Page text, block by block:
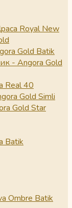
Royal New
Gold Batik
- Angora Gold
Real 40
Gold Simli
Gold Star
Batik
Ombre Batik